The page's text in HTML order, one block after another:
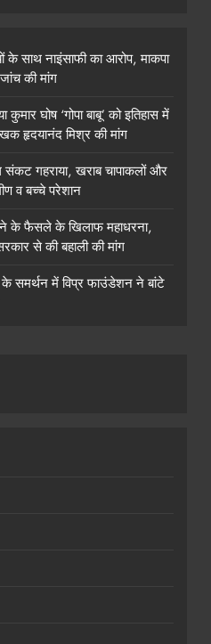
के साथ नाइंसाफी का आरोप, माकपा
की मांग
घोष ‘गोपा बाबू’ को इतिहास में
हृदयानंद मिश्र की मांग
गहराया, खराब चापाकलों और
व बच्चे परेशान
के फैसले के खिलाफ महाधरना,
से की बहाली की मांग
समर्थन में विप्र फाउंडेशन ने बांटे